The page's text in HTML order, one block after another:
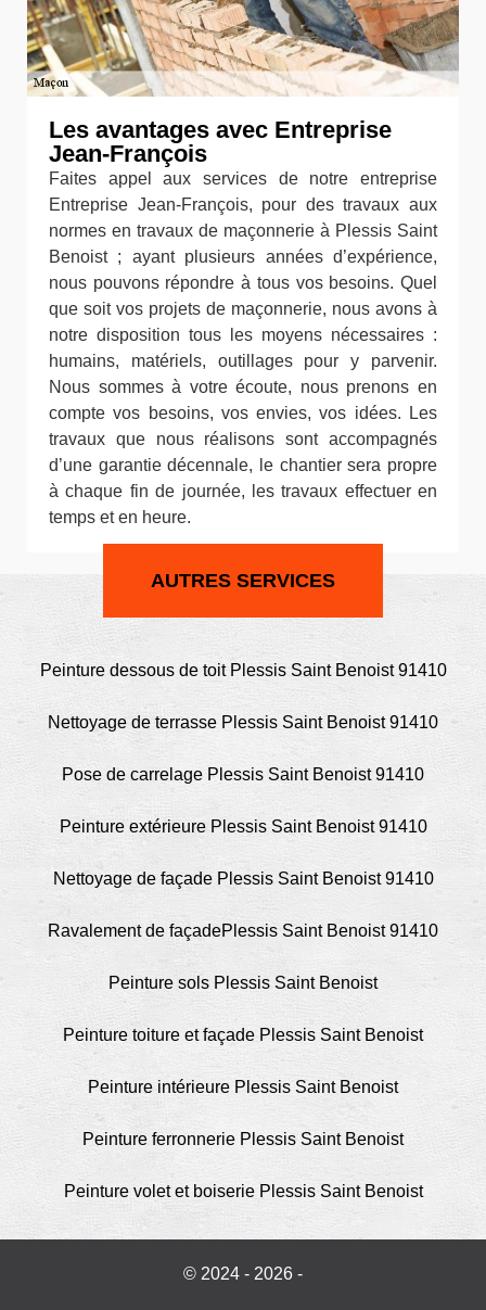
Les avantages avec Entreprise
Jean-François
Faites appel aux services de notre entreprise
Entreprise Jean-François, pour des travaux aux
normes en travaux de maçonnerie à Plessis Saint
Benoist ; ayant plusieurs années d’expérience,
nous pouvons répondre à tous vos besoins. Quel
que soit vos projets de maçonnerie, nous avons à
notre disposition tous les moyens nécessaires :
humains, matériels, outillages pour y parvenir.
Nous sommes à votre écoute, nous prenons en
compte vos besoins, vos envies, vos idées. Les
travaux que nous réalisons sont accompagnés
d’une garantie décennale, le chantier sera propre
à chaque fin de journée, les travaux effectuer en
temps et en heure.
AUTRES SERVICES
Peinture dessous de toit Plessis Saint Benoist 91410
Nettoyage de terrasse Plessis Saint Benoist 91410
Pose de carrelage Plessis Saint Benoist 91410
Peinture extérieure Plessis Saint Benoist 91410
Nettoyage de façade Plessis Saint Benoist 91410
Ravalement de façadePlessis Saint Benoist 91410
Peinture sols Plessis Saint Benoist
Peinture toiture et façade Plessis Saint Benoist
Peinture intérieure Plessis Saint Benoist
Peinture ferronnerie Plessis Saint Benoist
Peinture volet et boiserie Plessis Saint Benoist
© 2024 - 2026 -